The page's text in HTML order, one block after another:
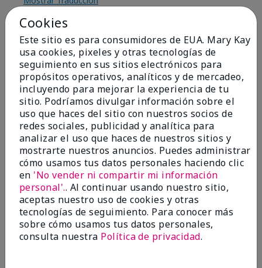
Conclusión
¿Le ha resultado útil esta
opinión?
4 0
Marcar esta opinión
5
Kristen
EnviadoHace 10 meses
por Jennifer
de MECHANCSBRG
Comprador verificado
Cookies
Este sitio es para consumidores de EUA. Mary Kay
usa cookies, pixeles y otras tecnologías de
seguimiento en sus sitios electrónicos para
propósitos operativos, analíticos y de mercadeo,
incluyendo para mejorar la experiencia de tu
sitio. Podríamos divulgar información sobre el
uso que haces del sitio con nuestros socios de
redes sociales, publicidad y analítica para
analizar el uso que haces de nuestros sitios y
mostrarte nuestros anuncios. Puedes administrar
cómo usamos tus datos personales haciendo clic
en 'No vender ni compartir mi información
personal'.. Al continuar usando nuestro sitio,
aceptas nuestro uso de cookies y otras
tecnologías de seguimiento. Para conocer más
sobre cómo usamos tus datos personales,
consulta nuestra Política de privacidad.